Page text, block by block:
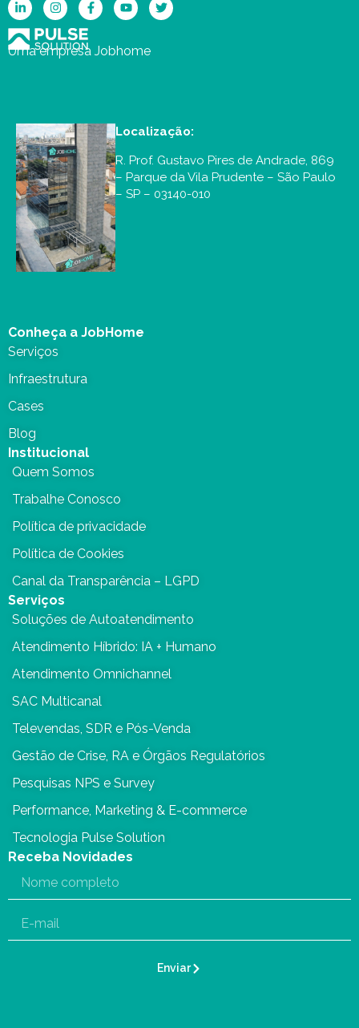
Uma empresa Jobhome
Localização:
R. Prof. Gustavo Pires de Andrade, 869
– Parque da Vila Prudente – São Paulo
– SP – 03140-010
Conheça a JobHome
Serviços
Infraestrutura
Cases
Blog
Institucional
Quem Somos
Trabalhe Conosco
Política de privacidade
Política de Cookies
Canal da Transparência – LGPD
Serviços
Soluções de Autoatendimento
Atendimento Híbrido: IA + Humano
Atendimento Omnichannel
SAC Multicanal
Televendas, SDR e Pós-Venda
Gestão de Crise, RA e Órgãos Regulatórios
Pesquisas NPS e Survey
Performance, Marketing & E-commerce
Tecnologia Pulse Solution
Receba Novidades
Enviar